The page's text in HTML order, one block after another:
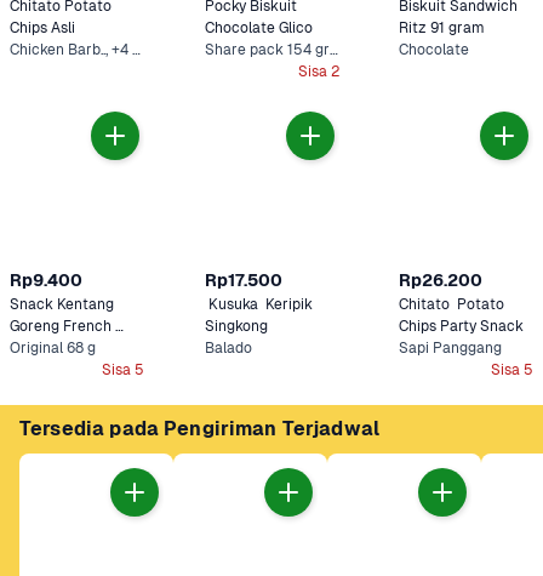
Chitato Potato
Chips Asli
Chicken Barb.., +4 Lainnya
Pocky Biskuit
Chocolate Glico
Share pack 154 gram
Sisa 2
Biskuit Sandwich
Ritz 91 gram
Chocolate
Rp9.400
Snack Kentang
Goreng French
Fries 2000
Original 68 g
Sisa 5
Rp17.500
Kusuka  Keripik
Singkong
Balado
Rp26.200
Chitato  Potato
Chips Party Snack
Sapi Panggang
Sisa 5
Tersedia pada Pengiriman Terjadwal